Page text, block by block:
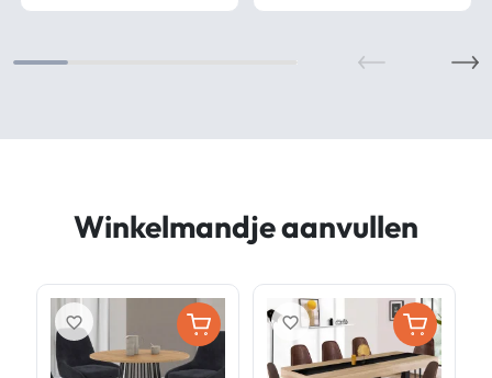
Winkelmandje aanvullen
favorite_border favorite_border